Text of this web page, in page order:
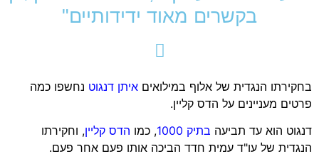
בקשרים מאוד ידידותיים"
בחקירתו הנגדית של אלוף במילואים איתן דנגוט נחשפו כמה
פרטים מעניינים על הדס קליין.
דנגוט הוא עד תביעה בתיק 1000 , כמו הדס קליין, וחקירתו
הנגדית של עו"ד עמית חדד הביכה אותו פעם אחר פעם.